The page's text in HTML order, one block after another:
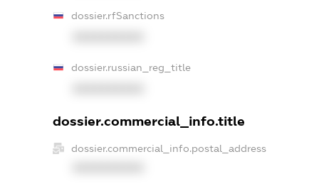
dossier.rfSanctions
dossier.russian_reg_title
dossier.commercial_info.title
dossier.commercial_info.postal_address